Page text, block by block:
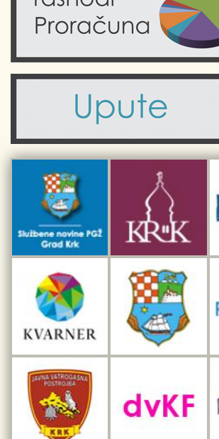
Obrazovanje
Komunalne usluge
Civilni sektor (arhiva udruga)
Sport i rekreacija
Kalendar događanja
Turistička zajednica otoka Krka
Kulturno-turistička ruta Putovima Frankopana
Dar iz Krka
Interpretacijski centar pomorske baštine